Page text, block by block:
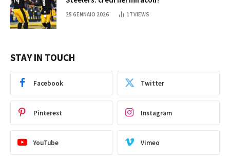
25 GENNAIO 2026 17VIEWS
STAY IN TOUCH
Facebook Twitter
Pinterest Instagram
YouTube Vimeo